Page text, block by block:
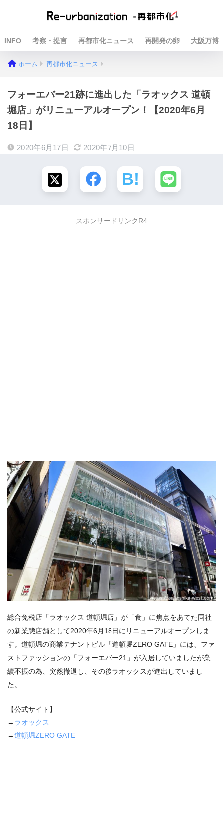
INFO 考察・提言 再都市化ニュース 再開発の卵 大阪万博
ホーム 再都市化ニュース
フォーエバー21跡に進出した「ラオックス 道頓
堀店」がリニューアルオープン！【2020年6月
18日】
2020年6月17日 2020年7月10日
スポンサードリンクR4
総合免税店「ラオックス 道頓堀店」が「食」に焦点をあてた同社
の新業態店舗として2020年6月18日にリニューアルオープンしま
す。道頓堀の商業テナントビル「道頓堀ZERO GATE」には、ファ
ストファッションの「フォーエバー21」が入居していましたが業
績不振の為、突然撤退し、その後ラオックスが進出していまし
た。
【公式サイト】
→ ラオックス
→道頓堀ZERO GATE